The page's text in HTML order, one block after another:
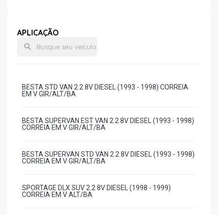
APLICAÇÃO
BESTA STD VAN 2.2 8V DIESEL (1993 - 1998) CORREIA
EM V GIR/ALT/BA
BESTA SUPERVAN EST VAN 2.2 8V DIESEL (1993 - 1998)
CORREIA EM V GIR/ALT/BA
BESTA SUPERVAN STD VAN 2.2 8V DIESEL (1993 - 1998)
CORREIA EM V GIR/ALT/BA
SPORTAGE DLX SUV 2.2 8V DIESEL (1998 - 1999)
CORREIA EM V ALT/BA